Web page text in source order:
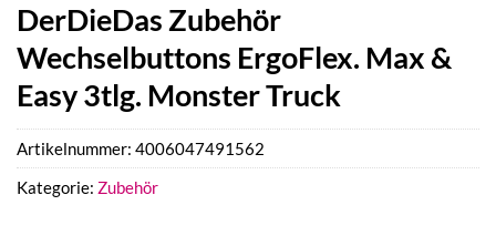
DerDieDas Zubehör
Wechselbuttons ErgoFlex. Max &
Easy 3tlg. Monster Truck
Artikelnummer: 4006047491562
Kategorie: Zubehör